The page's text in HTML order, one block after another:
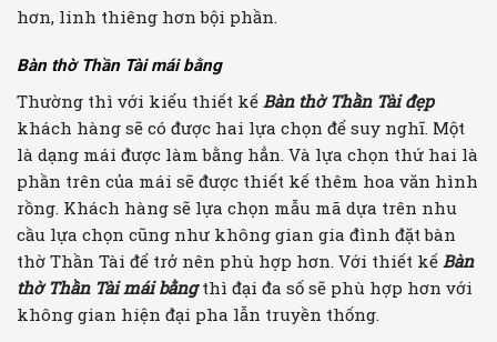
hơn, linh thiêng hơn bội phần.
Bàn thờ Thần Tài mái bằng
Thường thì với kiểu thiết kế Bàn thờ Thần Tài đẹp
khách hàng sẽ có được hai lựa chọn để suy nghĩ. Một
là dạng mái được làm bằng hẳn. Và lựa chọn thứ hai là
phần trên của mái sẽ được thiết kế thêm hoa văn hình
rồng. Khách hàng sẽ lựa chọn mẫu mã dựa trên nhu
cầu lựa chọn cũng như không gian gia đình đặt bàn
thờ Thần Tài để trở nên phù hợp hơn. Với thiết kế Bàn
thờ Thần Tài mái bằngthì đại đa số sẽ phù hợp hơn với
không gian hiện đại pha lẫn truyền thống.